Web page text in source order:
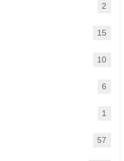
2
15
10
6
1
57